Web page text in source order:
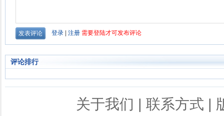
评论排行
关于我们 | 联系方式 |